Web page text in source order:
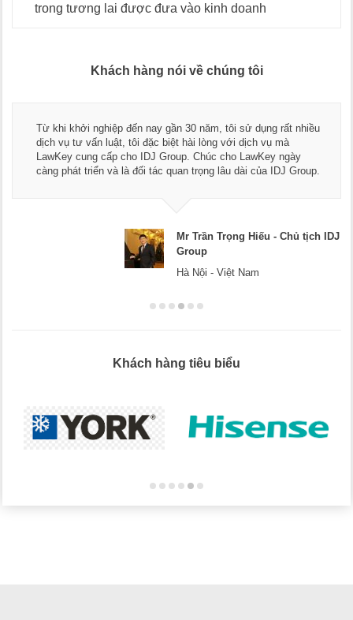
trong tương lai được đưa vào kinh doanh
Khách hàng nói về chúng tôi
Từ khi khởi nghiệp đến nay gần 30 năm, tôi sử dụng rất nhiều
dịch vụ tư vấn luật, tôi đặc biệt hài lòng với dịch vụ mà
LawKey cung cấp cho IDJ Group. Chúc cho LawKey ngày
càng phát triển và là đối tác quan trọng lâu dài của IDJ Group.
Mr Trần Trọng Hiếu - Chủ tịch IDJ
Group
Hà Nội - Việt Nam
Khách hàng tiêu biểu